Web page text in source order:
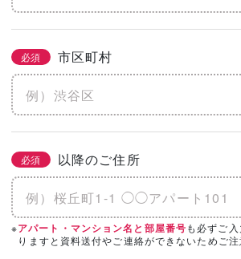
必須 市区町村
必須 以降のご住所
※アパート・マンション名と部屋番号も必ずご
りますと資料送付やご連絡ができないためご注